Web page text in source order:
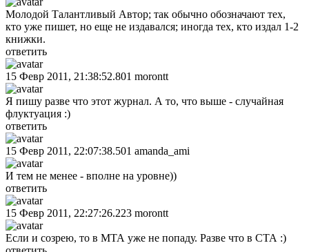
Молодой Талантливый Автор; так обычно обозначают тех,
кто уже пишет, но еще не издавался; иногда тех, кто издал 1-2
книжки.
ответить
15 Февр 2011, 21:38:52.801 morontt
Я пишу разве что этот журнал. А то, что выше - случайная
флуктуация :)
ответить
15 Февр 2011, 22:07:38.501 amanda_ami
И тем не менее - вполне на уровне))
ответить
15 Февр 2011, 22:27:26.223 morontt
Если и созрею, то в МТА уже не попаду. Разве что в СТА :)